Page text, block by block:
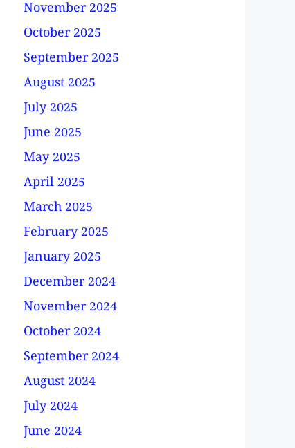
November 2025
October 2025
September 2025
August 2025
July 2025
June 2025
May 2025
April 2025
March 2025
February 2025
January 2025
December 2024
November 2024
October 2024
September 2024
August 2024
July 2024
June 2024